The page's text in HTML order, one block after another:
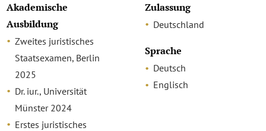
Akademische
Ausbildung
Zweites juristisches
Staatsexamen, Berlin
2025
Dr. iur., Universität
Münster 2024
Erstes juristisches
Zulassung
Deutschland
Sprache
Deutsch
Englisch